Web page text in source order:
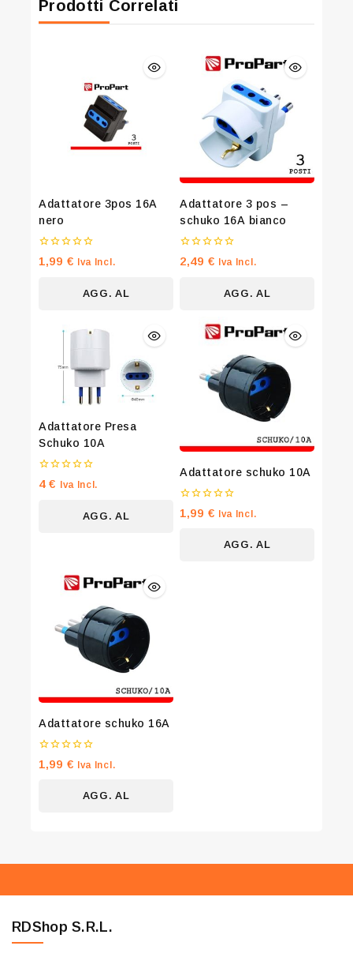
Prodotti Correlati
Adattatore 3pos 16A
nero
0
su
1,99 € Iva Incl.
AGG. AL
Adattatore 3 pos –
schuko 16A bianco
0
su
2,49 € Iva Incl.
AGG. AL
Adattatore Presa
Schuko 10A
0
su
4€ Iva Incl.
AGG. AL
Adattatore schuko 10A
0
su
1,99 € Iva Incl.
AGG. AL
Adattatore schuko 16A
0
su
1,99 € Iva Incl.
AGG. AL
RDShop S.R.L.
Join our newsletter and get 20% off
your first order
Be the first to know about our new arrivals, exclusive
offers and the latest fashion update.
By subscribing, you agree to our privacy policy.
Don't show this popup again